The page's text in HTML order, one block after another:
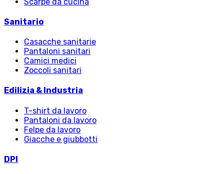
Sanitario
Casacche sanitarie
Pantaloni sanitari
Camici medici
Zoccoli sanitari
Edilizia & Industria
T-shirt da lavoro
Pantaloni da lavoro
Felpe da lavoro
Giacche e giubbotti
DPI